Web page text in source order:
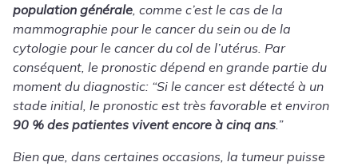
population générale, comme c’est le cas de la
mammographie pour le cancer du sein ou de la
cytologie pour le cancer du col de l’utérus. Par
conséquent, le pronostic dépend en grande partie du
moment du diagnostic: “Si le cancer est détecté à un
stade initial, le pronostic est très favorable et environ
90 % des patientes vivent encore à cinq ans.”
Bien que, dans certaines occasions, la tumeur puisse